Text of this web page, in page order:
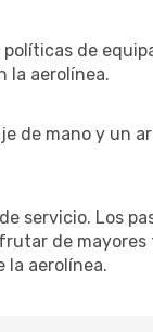
de
la aerolínea.
de mano y un
servicio. Los
de
la aerolínea.